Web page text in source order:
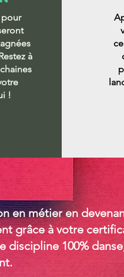
à
!
en métier en
grâce à votre
discipline 100%